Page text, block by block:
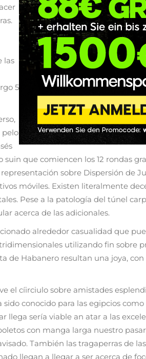
las
5
pelo
que comiencen los 12 rondas
sobre Dispersión de
móviles. Existen literalmente
Pese a la patologí­a del túnel
acerca de las adicionales.
alrededor casualidad que
utilizando fin
de Habanero resultan una joya,
el cí­irciulo sobre amistades
conocido para las egipcios
llega serí­a viable an atar a las
con manga larga nuestro
También las tragaperras de
llegan a llegar a ser acerca de